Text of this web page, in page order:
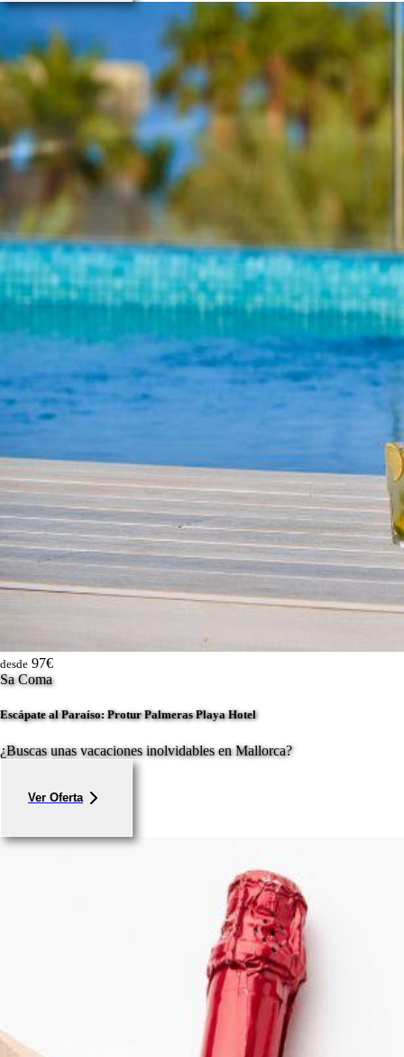
desde 97€
Sa Coma
Escápate al Paraíso: Protur Palmeras Playa Hotel
¿Buscas unas vacaciones inolvidables en Mallorca?
Ver Oferta